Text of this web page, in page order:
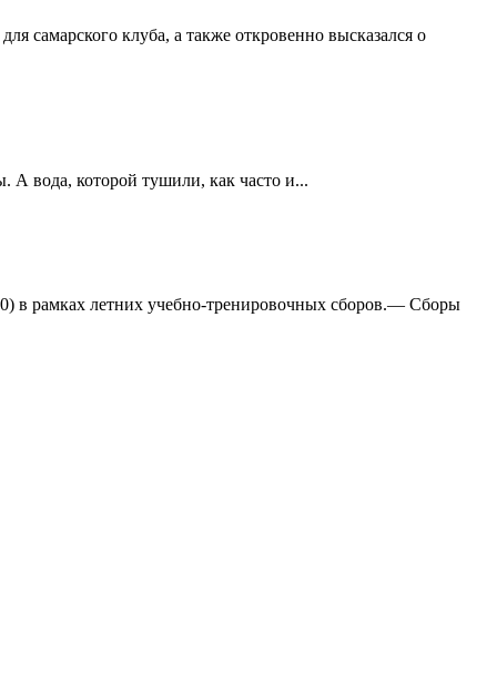
самарского клуба, а также откровенно высказался о
вода, которой тушили, как часто и...
в рамках летних учебно-тренировочных сборов.— Сборы